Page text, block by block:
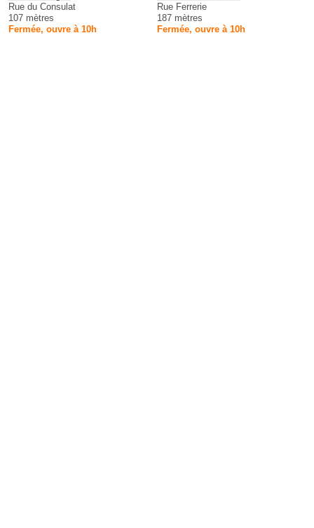
Rue du Consulat
107 mètres
Fermée, ouvre à 10h
Rue Ferrerie
187 mètres
Fermée, ouvre à 10h